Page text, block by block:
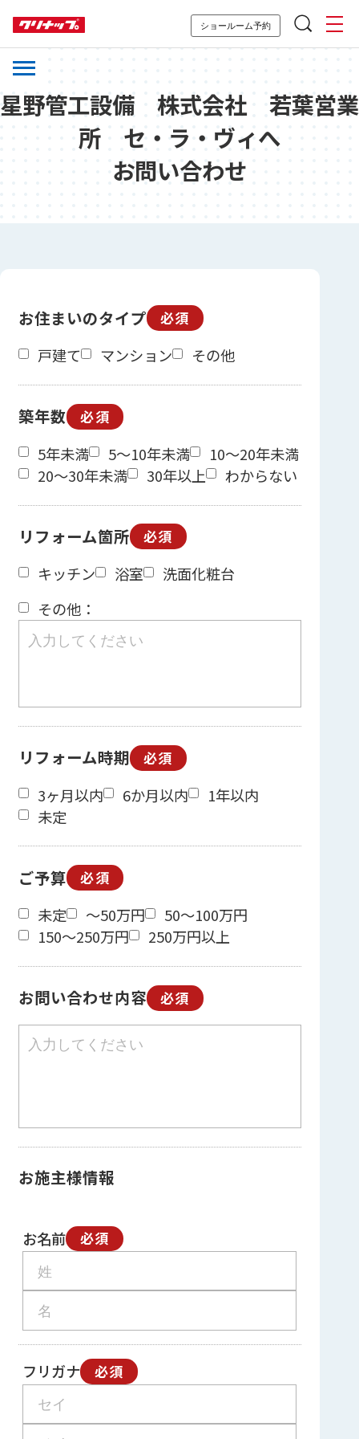
ショールーム予約
星野管工設備 株式会社 若葉営業
所 セ・ラ・ヴィへ
お問い合わせ
お住まいのタイプ 必須
戸建て マンション その他
築年数 必須
5年未満 5～10年未満
10～20年未満
20～30年未満
30年以上 わからない
リフォーム箇所 必須
キッチン 浴室
洗面化粧台
その他：
リフォーム時期 必須
3ヶ月以内 6か月以内
1年以内
未定
ご予算 必須
未定 ～50万円
50～100万円
150～250万円
250万円以上
お問い合わせ内容 必須
お施主様情報
お名前 必須
フリガナ 必須